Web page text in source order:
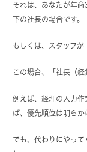
それは、あなたが年
下の社長の場合です。
もしくは、スタッフが
この場合、「社長（経
例えば、経理の入力
ば、優先順位は明らか
でも、代わりにやっ